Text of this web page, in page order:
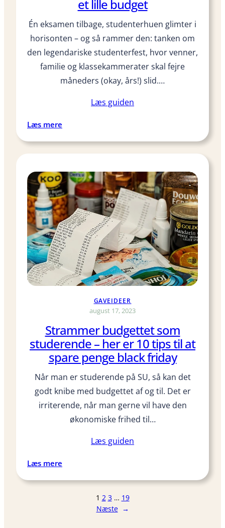
E
x
c
e
l
i
r
t
r
i
n
et lille budget
Én eksamen tilbage, studenterhuen glimter i
horisonten – og så rammer den: tanken om
den legendariske studenterfest, hvor venner,
familie og klassekammerater skal fejre
måneders (okay, års!) slid.…
Læs guiden
Læs mere
0
e
m
a
e
r
t
i
s
t
n
t
e
r
f
e
s
t
GAVEIDEER
august 17, 2023
Strammer budgettet som
studerende – her er 10 tips til at
spare penge black friday
Når man er studerende på SU, så kan det
godt knibe med budgettet af og til. Det er
irriterende, når man gerne vil have den
økonomiske frihed til…
Læs guiden
Læs mere
t
1 2 3 … 19
Næste →